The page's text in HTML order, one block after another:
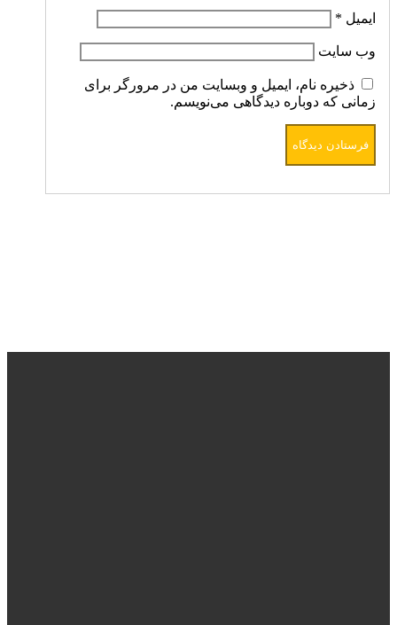
ایمیل *
وب‌ سایت
ذخیره نام، ایمیل و وبسایت من در مرورگر برای
زمانی که دوباره دیدگاهی می‌نویسم.